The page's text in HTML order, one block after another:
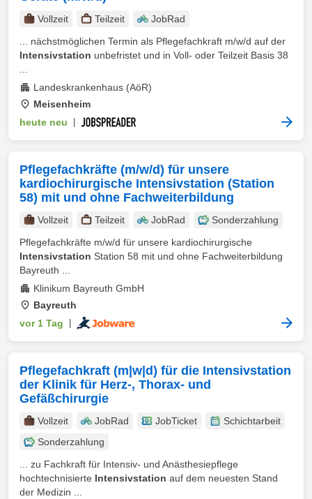
Vollzeit Teilzeit
JobRad
... nächstmöglichen Termin als Pflegefachkraft m/w/d auf der
Intensivstation unbefristet und in Voll- oder Teilzeit Basis 38
Landeskrankenhaus (AöR)
Meisenheim
heute neu
Pflegefachkräfte (m/w/d) für unsere
kardiochirurgische Intensivstation (Station
58) mit und ohne Fachweiterbildung
Vollzeit Teilzeit JobRad
Sonderzahlung
Pflegefachkräfte m/w/d für unsere kardiochirurgische
Intensivstation Station 58 mit und ohne Fachweiterbildung
Bayreuth ...
Klinikum Bayreuth GmbH
Bayreuth
vor 1 Tag
Pflegefachkraft (m|w|d) für die Intensivstation
der Klinik für Herz-, Thorax- und
Gefäßchirurgie
Vollzeit JobRad JobTicket
Schichtarbeit
Sonderzahlung
... zu Fachkraft für Intensiv- und Anästhesiepflege
hochtechnisierte Intensivstation auf dem neuesten Stand
der Medizin ...